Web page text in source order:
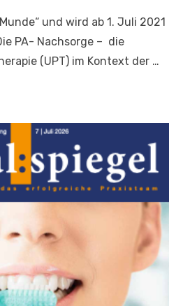
und wird ab 1. Juli 2021
PA- Nachsorge – die
(UPT) im Kontext der …